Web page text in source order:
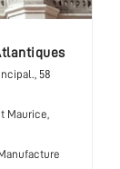
, 58
Maurice,